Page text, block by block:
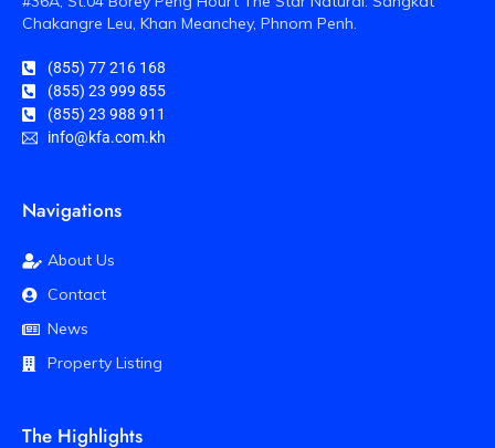
Chakangre Leu, Khan Meanchey, Phnom Penh.
(855) 77 216 168
(855) 23 999 855
(855) 23 988 911
info@kfa.com.kh
Navigations
About Us
Contact
News
Property Listing
The Highlights